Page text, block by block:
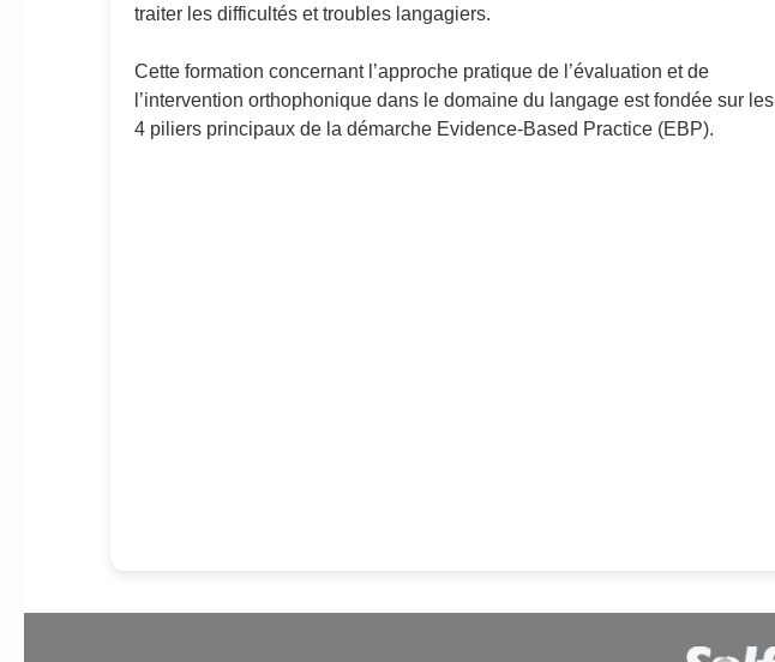
traiter les difficultés et troubles langagiers.
Cette formation concernant l’approche pratique de l’évaluation et de
l’intervention orthophonique dans le domaine du langage est fondée sur les
4 piliers principaux de la démarche Evidence-Based Practice (EBP).